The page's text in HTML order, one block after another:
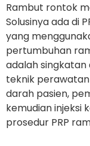
Rambut rontok
Solusinya ada di
yang
pertumbuhan
adalah singkatan
teknik
darah pasien,
kemudian injeksi
prosedur PRP